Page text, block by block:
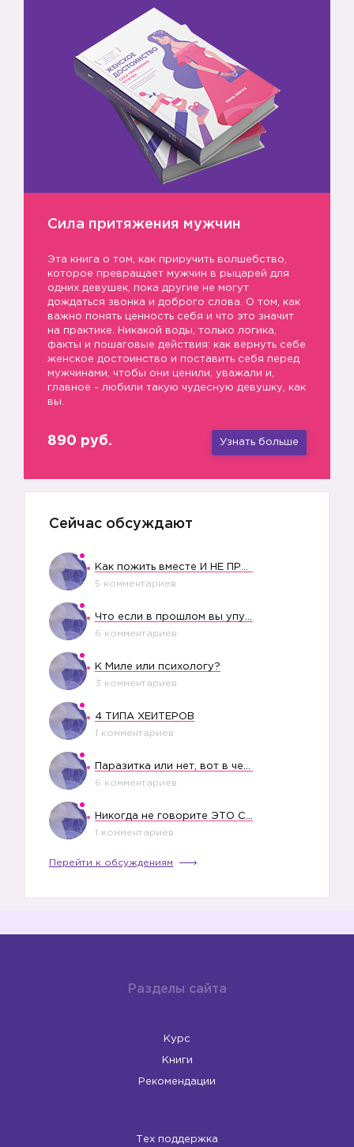
Сила притяжения мужчин
Эта книга о том, как приручить волшебство,
которое превращает мужчин в рыцарей для
одних девушек, пока другие не могут
дождаться звонка и доброго слова. О том, как
важно понять ценность себя и что это значит
на практике. Никакой воды, только логика,
факты и пошаговые действия: как вернуть себе
женское достоинство и поставить себя перед
мужчинами, чтобы они ценили, уважали и,
главное - любили такую чудесную девушку, как
вы.
890 руб. Узнать больше
Сейчас обсуждают
5 комментариев
6 комментариев
К Миле или психологу?
3 комментариев
4 ТИПА ХЕЙТЕРОВ
1 комментариев
6 комментариев
1 комментариев
Перейти к обсуждениям
Разделы сайта
Курс
Книги
Рекомендации
Тех поддержка